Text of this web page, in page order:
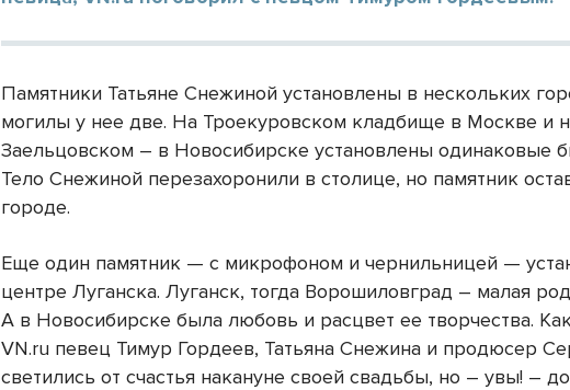
Памятники Татьяне Снежиной установлены в нескольких
могилы у нее две. На Троекуровском кладбище в Москве и
Заельцовском – в Новосибирске установлены одинаковые
Тело Снежиной перезахоронили в столице, но памятник
городе.
Еще один памятник — с микрофоном и чернильницей —
центре Луганска. Луганск, тогда Ворошиловград – малая
А в Новосибирске была любовь и расцвет ее творчества.
VN.ru певец Тимур Гордеев, Татьяна Снежина и продюсер
светились от счастья накануне своей свадьбы, но – увы! –